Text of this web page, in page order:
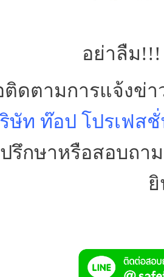
อย่าลืม!!!
ติดตามการแจ้งข่
ษัท ท๊อป โปรเฟส
รึกษาหรือสอบถา